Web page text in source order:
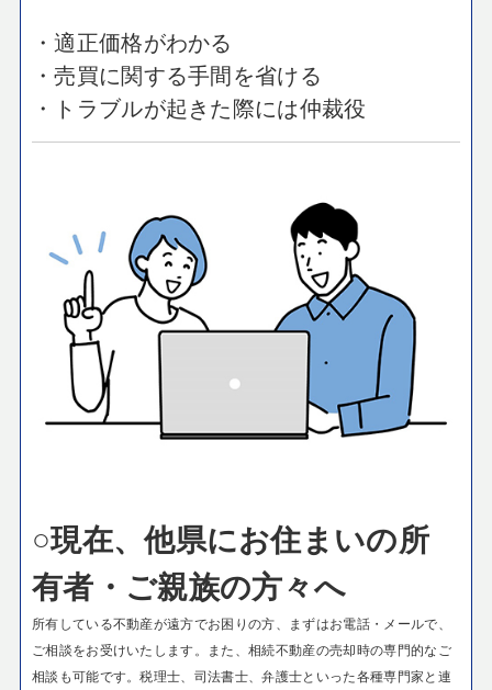
・適正価格がわかる
・売買に関する手間を省ける
・トラブルが起きた際には仲裁役
○現在、他県にお住まいの所
有者・ご親族の方々へ
所有している不動産が遠方でお困りの方、まずはお電話・メールで、
ご相談をお受けいたします。
また、相続不動産の売却時の専門的なご
相談も可能です。税理士、司法書士、弁護士といった各種専門家と連